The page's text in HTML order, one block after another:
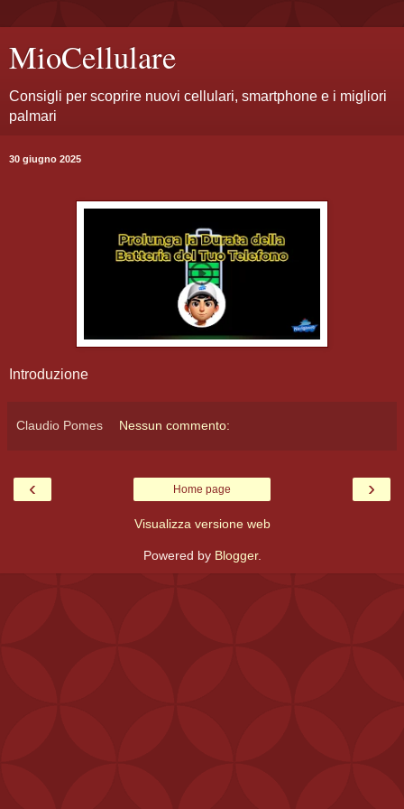
MioCellulare
Consigli per scoprire nuovi cellulari, smartphone e i migliori
palmari
30 giugno 2025
Introduzione
Claudio Pomes Nessun commento:
‹ ›
Home page
Visualizza versione web
Powered by Blogger.